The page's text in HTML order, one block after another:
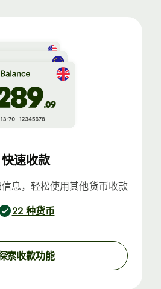
快速收款
息，轻松使用其他货币收款
22 种货币
索收款功能